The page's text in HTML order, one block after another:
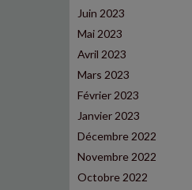
Juin 2023
Mai 2023
Avril 2023
Mars 2023
Février 2023
Janvier 2023
Décembre 2022
Novembre 2022
Octobre 2022